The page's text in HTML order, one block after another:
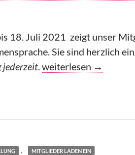
18. Juli 2021 zeigt unser
Sie sind herzlich
jederzeit.Mitglieder Laden ein:
weiterlesen →
, MITGLIEDER LADEN EIN